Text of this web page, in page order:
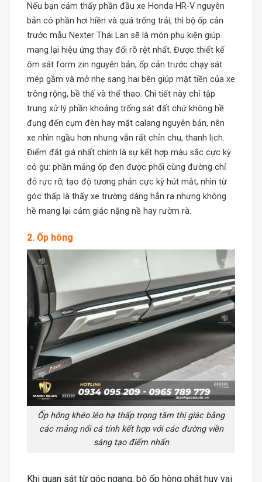
Nếu bạn cảm thấy phần đầu xe Honda HR-V nguyên
bản có phần hơi hiền và quá trống trải, thì bộ ốp cản
trước mẫu Nexter Thái Lan sẽ là món phụ kiện giúp
mang lại hiệu ứng thay đổi rõ rệt nhất. Được thiết kế
ôm sát form zin nguyên bản, ốp cản trước chạy sát
mép gầm và mở nhẹ sang hai bên giúp mặt tiền của xe
trông rộng, bề thế và thể thao. Chi tiết này chỉ tập
trung xử lý phần khoảng trống sát đất chứ không hề
đụng đến cụm đèn hay mặt calang nguyên bản, nên
xe nhìn ngầu hơn nhưng vẫn rất chỉn chu, thanh lịch.
Điểm đắt giá nhất chính là sự kết hợp màu sắc cực kỳ
có gu: phần mảng ốp đen được phối cùng đường chỉ
đỏ rực rỡ, tạo độ tương phản cực kỳ hút mắt, nhìn từ
góc thấp là thấy xe trường dáng hẳn ra nhưng không
hề mang lại cảm giác nặng nề hay rườm rà.
2. Ốp hông
Ốp hông khéo léo hạ thấp trọng tâm thị giác bằng
các mảng nổi cá tính kết hợp với các đường viền
sáng tạo điểm nhấn
Khi quan sát từ góc ngang, bộ ốp hông phát huy vai